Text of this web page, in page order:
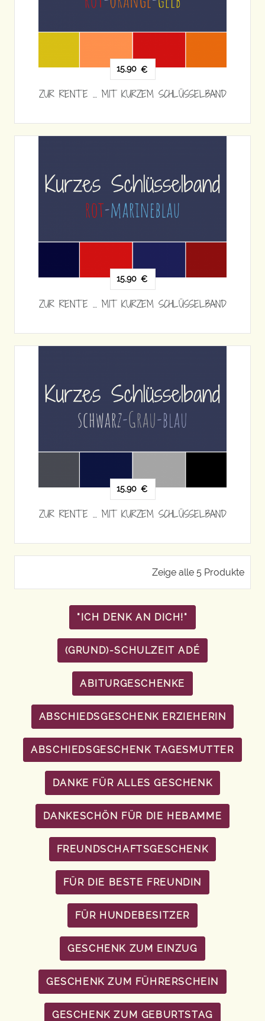
15,90 €
ZUR RENTE … MIT KURZEM SCHLÜSSELBAND
15,90 €
ZUR RENTE … MIT KURZEM SCHLÜSSELBAND
15,90 €
ZUR RENTE … MIT KURZEM SCHLÜSSELBAND
Zeige alle 5 Produkte
"ICH DENK AN DICH!"
(GRUND)-SCHULZEIT ADÉ
ABITURGESCHENKE
ABSCHIEDSGESCHENK ERZIEHERIN
ABSCHIEDSGESCHENK TAGESMUTTER
DANKE FÜR ALLES GESCHENK
DANKESCHÖN FÜR DIE HEBAMME
FREUNDSCHAFTSGESCHENK
FÜR DIE BESTE FREUNDIN
FÜR HUNDEBESITZER
GESCHENK ZUM EINZUG
GESCHENK ZUM FÜHRERSCHEIN
GESCHENK ZUM GEBURTSTAG